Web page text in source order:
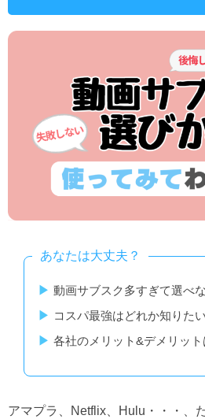
あなたは大丈夫？
動画サブスク多すぎて選べ
コスパ最強はどれか知りたい
各社のメリット&デメリット
アマプラ、Netflix、Hulu・・・、